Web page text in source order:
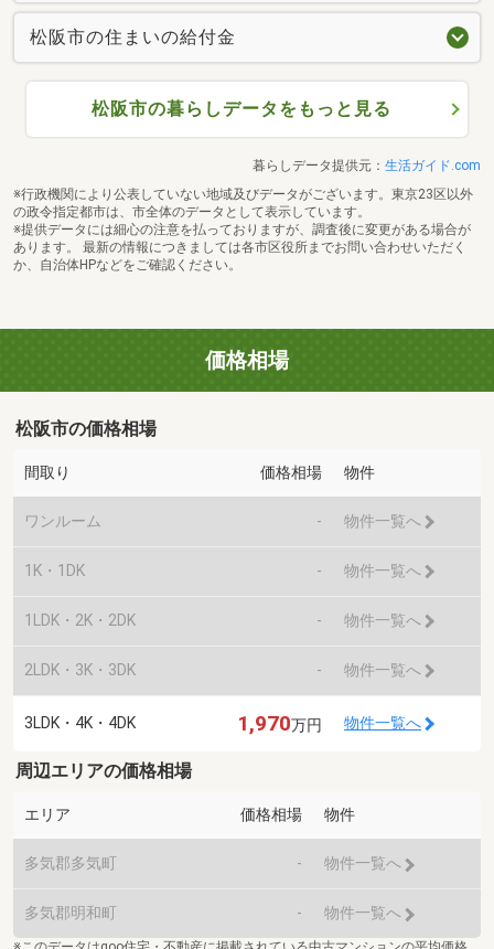
松阪市の住まいの給付金
松阪市の暮らしデータをもっと見る
暮らしデータ提供元： 生活ガイド.com
※行政機関により公表していない地域及びデータがございます。東京23区以外
の政令指定都市は、市全体のデータとして表示しています。
※提供データには細心の注意を払っておりますが、調査後に変更がある場合が
あります。 最新の情報につきましては各市区役所までお問い合わせいただく
か、自治体HPなどをご確認ください。
価格相場
松阪市の価格相場
間取り 価格相場 物件
ワンルーム - 物件一覧へ
1K・1DK - 物件一覧へ
1LDK・2K・2DK - 物件一覧へ
2LDK・3K・3DK - 物件一覧へ
3LDK・4K・4DK 1,970万円 物件一覧へ
周辺エリアの価格相場
エリア 価格相場 物件
多気郡多気町 - 物件一覧へ
多気郡明和町 - 物件一覧へ